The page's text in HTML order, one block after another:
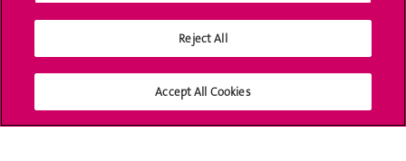
Médias sociaux UNIGE
Reject All
Accept All Cookies